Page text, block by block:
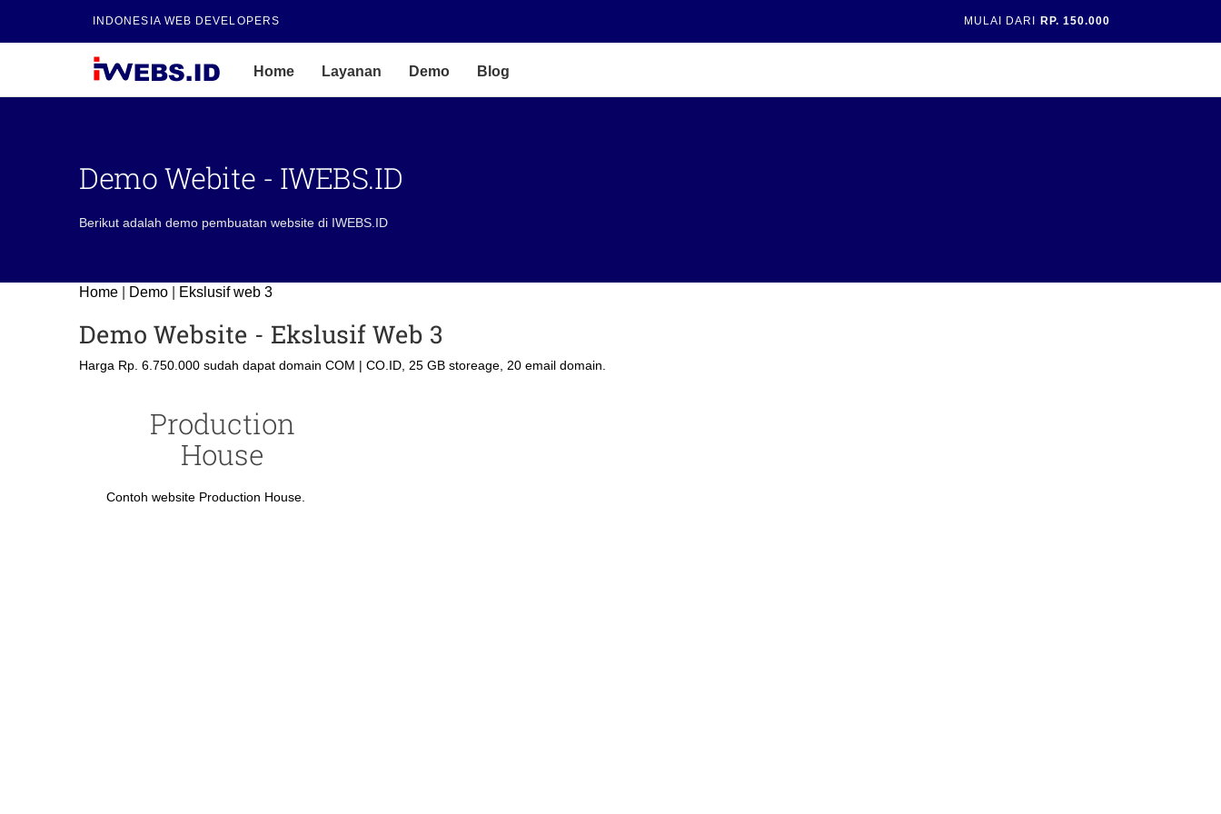
INDONESIA WEB DEVELOPERS MULAI DARI RP. 150.000
Home Layanan Demo Blog
Demo Webite - IWEBS.ID
Berikut adalah demo pembuatan website di IWEBS.ID
Home Demo Ekslusif web 3
Demo Website - Ekslusif Web 3
Harga Rp. 6.750.000 sudah dapat domain COM | CO.ID, 25 GB storeage, 20 email domain.
Production
House
Contoh website Production House.